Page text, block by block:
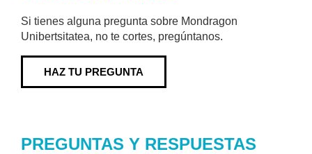
Si tienes alguna pregunta sobre Mondragon
Unibertsitatea, no te cortes, pregúntanos.
HAZ TU PREGUNTA
PREGUNTAS Y RESPUESTAS